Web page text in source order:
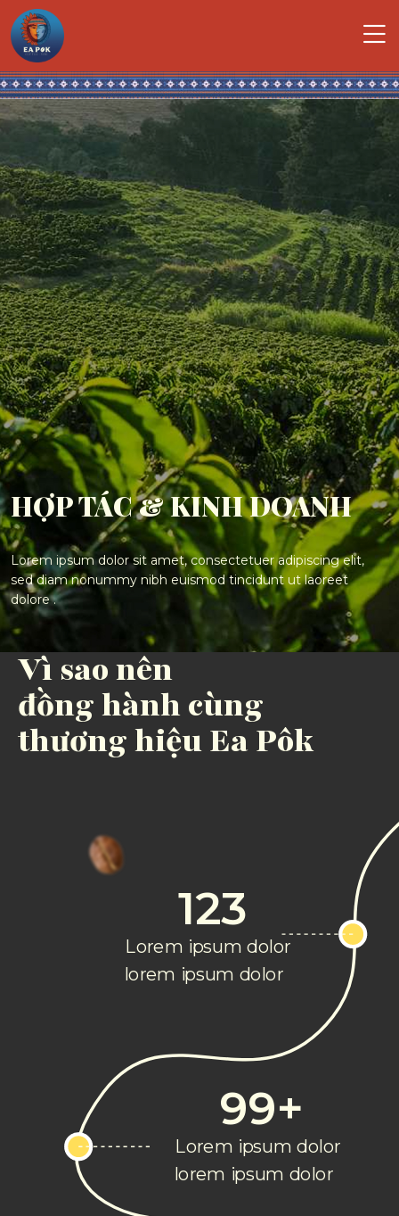
HỢP TÁC & KINH DOANH
Lorem ipsum dolor sit amet, consectetuer adipiscing elit,
sed diam nonummy nibh euismod tincidunt ut laoreet
dolore .
Vì sao nên
đồng hành cùng
thương hiệu Ea Pôk
123
Lorem ipsum dolor
lorem ipsum dolor
99+
Lorem ipsum dolor
lorem ipsum dolor